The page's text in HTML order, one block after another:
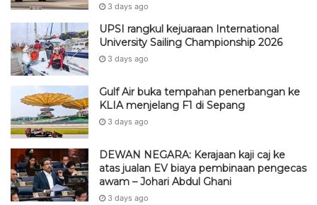
3 days ago
UPSI rangkul kejuaraan International
University Sailing Championship 2026
3 days ago
Gulf Air buka tempahan penerbangan ke
KLIA menjelang F1 di Sepang
3 days ago
DEWAN NEGARA: Kerajaan kaji caj ke
atas jualan EV biaya pembinaan pengecas
awam – Johari Abdul Ghani
3 days ago